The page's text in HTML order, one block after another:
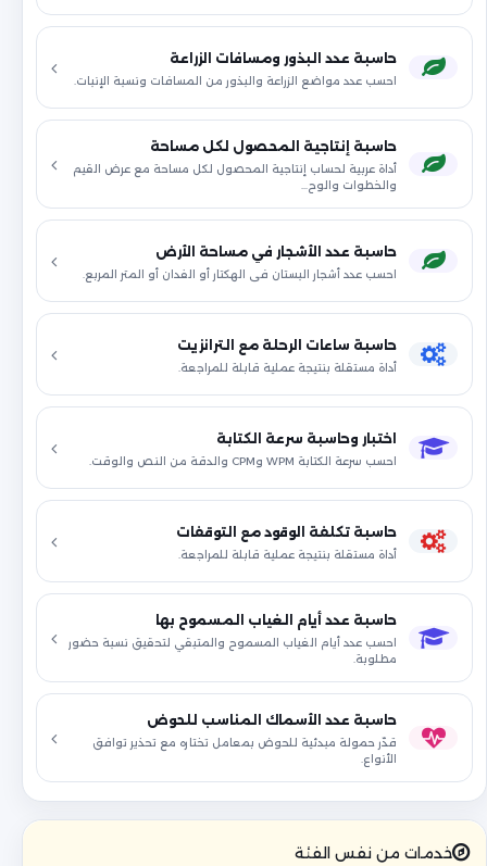
حاسبة عدد البذور ومسافات الزراعة
احسب عدد مواضع الزراعة والبذور من المسافات ونسبة الإنبات.
حاسبة إنتاجية المحصول لكل مساحة
أداة عربية لحساب إنتاجية المحصول لكل مساحة مع عرض القيم
والخطوات والوح…
حاسبة عدد الأشجار في مساحة الأرض
احسب عدد أشجار البستان في الهكتار أو الفدان أو المتر المربع.
حاسبة ساعات الرحلة مع الترانزيت
أداة مستقلة بنتيجة عملية قابلة للمراجعة.
اختبار وحاسبة سرعة الكتابة
احسب سرعة الكتابة WPM وCPM والدقة من النص والوقت.
حاسبة تكلفة الوقود مع التوقفات
أداة مستقلة بنتيجة عملية قابلة للمراجعة.
حاسبة عدد أيام الغياب المسموح بها
احسب عدد أيام الغياب المسموح والمتبقي لتحقيق نسبة حضور
مطلوبة.
حاسبة عدد الأسماك المناسب للحوض
قدّر حمولة مبدئية للحوض بمعامل تختاره مع تحذير توافق
الأنواع.
خدمات من نفس الفئة